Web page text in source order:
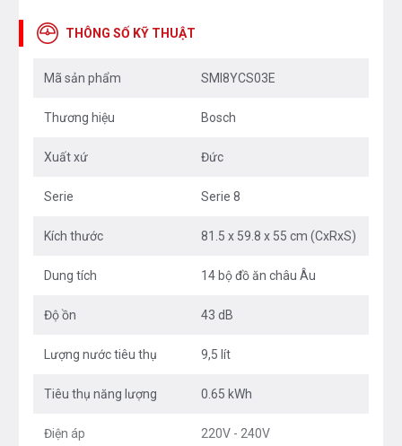
Bosch SMI8YCS03E Sấy Zeolith
cho căn bếp
THÔNG SỐ KỸ THUẬT
Mã sản phẩm SMI8YCS03E
Thương hiệu Bosch
Xuất xứ Đức
Serie Serie 8
Kích thước 81.5 x 59.8 x 55 cm (CxRxS)
Dung tích 14 bộ đồ ăn châu Âu
Độ ồn 43 dB
Lượng nước tiêu thụ 9,5 lít
Tiêu thụ năng lượng 0.65 kWh
Điện áp 220V - 240V